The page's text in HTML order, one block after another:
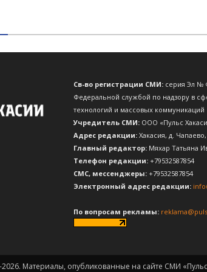
Св-во регистрации СМИ: серия Эл №
Федеральной службой по надзору в
технологий и массовых коммуникаций
Учредитель СМИ: ООО «Пульс
Адрес редакции: Хакасия, д.
Главный редактор: Мяхар Татьяна
Телефон редакции: +79532587854
CМС, мессенджеры: +79532587854
Электронный адрес редакции:
По вопросам рекламы:
2026. Материалы, опубликованные на сайте СМИ